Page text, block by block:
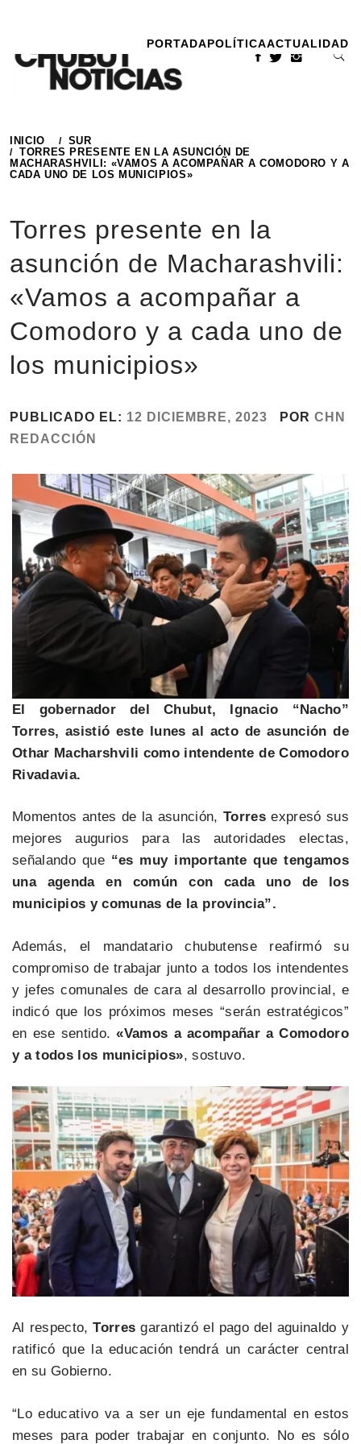
contenido
PORTADAPOLÍTICAACTUALIDAD
INICIO
SUR
TORRES PRESENTE EN LA ASUNCIÓN DE
MACHARASHVILI: «VAMOS A ACOMPAÑAR A COMODORO Y A
CADA UNO DE LOS MUNICIPIOS»
Torres presente en la
asunción de Macharashvili:
«Vamos a acompañar a
Comodoro y a cada uno de
los municipios»
PUBLICADO EL: 12 DICIEMBRE, 2023 POR CHN
REDACCIÓN
El gobernador del Chubut, Ignacio “Nacho”
Torres, asistió este lunes al acto de asunción de
Othar Macharshvili como intendente de Comodoro
Rivadavia.
Momentos antes de la asunción,Torres expresó sus
mejores augurios para las autoridades electas,
señalando que “es muy importante que tengamos
una agenda en común con cada uno de los
municipios y comunas de la provincia”.
Además, el mandatario chubutense reafirmó su
compromiso de trabajar junto a todos los intendentes
y jefes comunales de cara al desarrollo provincial, e
indicó que los próximos meses “serán estratégicos”
en ese sentido.«Vamos a acompañar a Comodoro
y a todos los municipios», sostuvo.
Al respecto,Torres garantizó el pago del aguinaldo y
ratificó que la educación tendrá un carácter central
en su Gobierno.
“Lo educativo va a ser un eje fundamental en estos
meses para poder trabajar en conjunto. No es sólo